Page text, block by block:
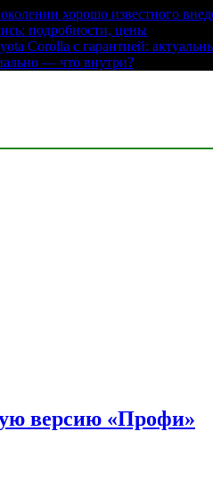
хорошо известного
подробности, цены
Corolla с гарантией:
— что внутри?
версию «Профи»